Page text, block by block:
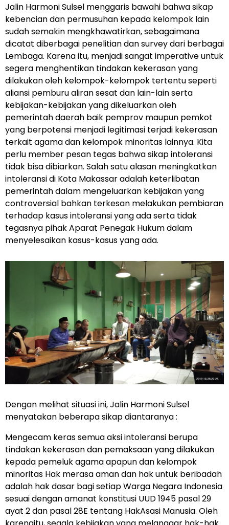
Jalin Harmoni Sulsel menggaris bawahi bahwa sikap
kebencian dan permusuhan kepada kelompok lain
sudah semakin mengkhawatirkan, sebagaimana
dicatat diberbagai penelitian dan survey dari berbagai
Lembaga. Karena itu, menjadi sangat imperative untuk
segera menghentikan tindakan kekerasan yang
dilakukan oleh kelompok-kelompok tertentu seperti
aliansi pemburu aliran sesat dan lain-lain serta
kebijakan-kebijakan yang dikeluarkan oleh
pemerintah daerah baik pemprov maupun pemkot
yang berpotensi menjadi legitimasi terjadi kekerasan
terkait agama dan kelompok minoritas lainnya. Kita
perlu member pesan tegas bahwa sikap intoleransi
tidak bisa dibiarkan. Salah satu alasan meningkatkan
intoleransi di Kota Makassar adalah keterlibatan
pemerintah dalam mengeluarkan kebijakan yang
controversial bahkan terkesan melakukan pembiaran
terhadap kasus intoleransi yang ada serta tidak
tegasnya pihak Aparat Penegak Hukum dalam
menyelesaikan kasus-kasus yang ada.
Dengan melihat situasi ini, Jalin Harmoni Sulsel
menyatakan beberapa sikap diantaranya :
Mengecam keras semua aksi intoleransi berupa
tindakan kekerasan dan pemaksaan yang dilakukan
kepada pemeluk agama apapun dan kelompok
minoritas Hak merasa aman dan hak untuk beribadah
adalah hak dasar bagi setiap Warga Negara Indonesia
sesuai dengan amanat konstitusi UUD 1945 pasal 29
ayat 2 dan pasal 28E tentang HakAsasi Manusia. Oleh